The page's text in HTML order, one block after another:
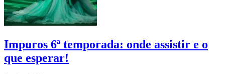
Impuros 6ª temporada: onde assistir e o
que esperar!